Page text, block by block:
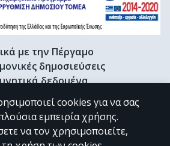
με την Πέργαμο
δημοσιεύσεις
δεδομένα
& Γκρίζα βιβλιογραφία
Ερευνητή
cookies για να σας
εμπειρία χρήσης.
να τον χρησιμοποιείτε,